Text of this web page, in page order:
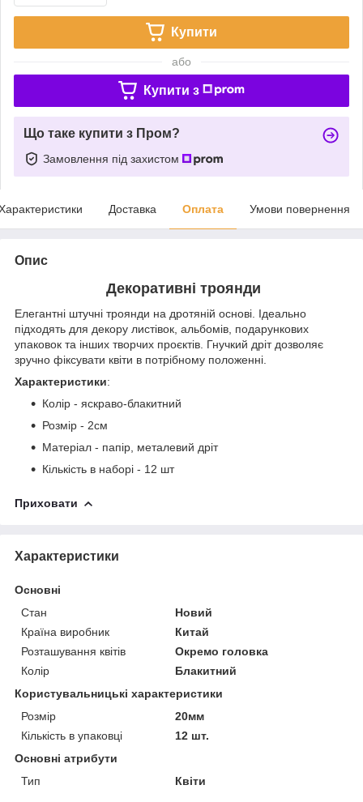
Купити
або
Купити з
Що таке купити з Пром?
Замовлення під захистом
Доставка Оплата Умови повернення
Опис
Декоративні троянди
Елегантні штучні троянди на дротяній основі. Ідеально
підходять для декору листівок, альбомів, подарункових
упаковок та інших творчих проєктів. Гнучкий дріт дозволяє
зручно фіксувати квіти в потрібному положенні.
Характеристики:
Колір - яскраво-блакитний
Розмір - 2см
Матеріал - папір, металевий дріт
Кількість в наборі - 12 шт
Приховати
Характеристики
Основні
Стан
Новий
Країна виробник
Китай
Розташування квітів
Окремо головка
Колір
Блакитний
Користувальницькі характеристики
Розмір
20мм
Кількість в упаковці
12 шт.
Основні атрибути
Тип
Квіти